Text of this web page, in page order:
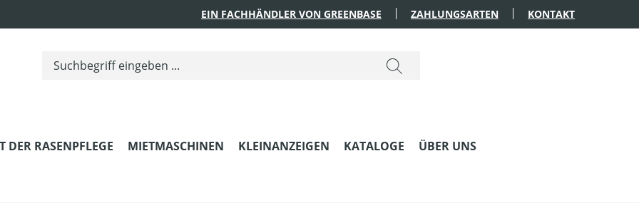
EIN FACHHÄNDLER VON GREENBASE ZAHLUNGSARTEN KONTAKT
DER RASENPFLEGE MIETMASCHINEN KLEINANZEIGEN KATALOGE ÜBER UNS